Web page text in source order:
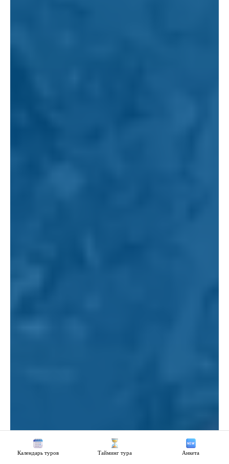
Календарь туров Тайминг тура Анкета